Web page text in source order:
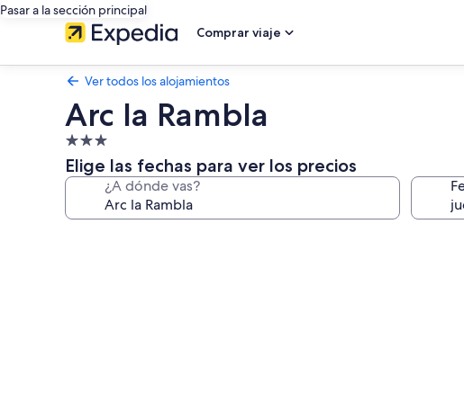
Pasar a la sección principal
Comprar viaje
Ver todos los alojamientos
Arc la Rambla
Alojamiento
de
3.0 estrellas
Elige las fechas para ver los precios
¿A dónde vas?